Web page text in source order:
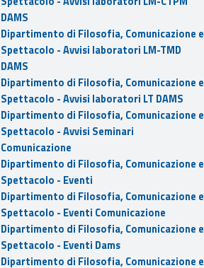
DAMS
Dipartimento di Filosofia, Comunicazione e
Spettacolo - Avvisi laboratori LM-TMD
DAMS
Dipartimento di Filosofia, Comunicazione e
Spettacolo - Avvisi laboratori LT DAMS
Dipartimento di Filosofia, Comunicazione e
Spettacolo - Avvisi Seminari
Comunicazione
Dipartimento di Filosofia, Comunicazione e
Spettacolo - Eventi
Dipartimento di Filosofia, Comunicazione e
Spettacolo - Eventi Comunicazione
Dipartimento di Filosofia, Comunicazione e
Spettacolo - Eventi Dams
Dipartimento di Filosofia, Comunicazione e